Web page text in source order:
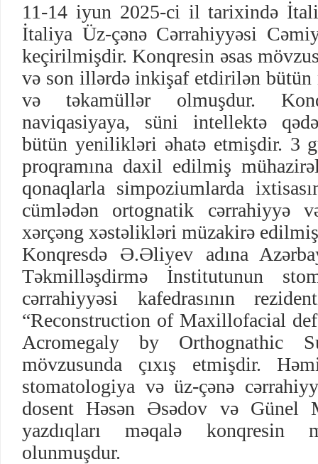
11-14 iyun 2025-ci il tarixində
İtaliya Üz-çənə Cərrahiyyəsi
keçirilmişdir. Konqresin əsas
və son illərdə inkişaf etdirilən
və təkamüllər olmuşdur.
naviqasiyaya, süni intellektə
bütün yenilikləri əhatə etmişdir. 3
proqramına daxil edilmiş
qonaqlarla simpoziumlarda
cümlədən ortognatik cərrahiyyə
xərçəng xəstəlikləri müzakirə
Konqresdə Ə.Əliyev adına
Təkmilləşdirmə İnstitutunun
cərrahiyyəsi kafedrasının
“Reconstruction of Maxillofacial
Acromegaly by Orthognathic
mövzusunda çıxış etmişdir.
stomatologiya və üz-çənə
dosent Həsən Əsədov və Günel
yazdıqları məqalə konqresin
olunmuşdur.